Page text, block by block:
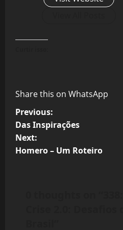
Share this on WhatsApp
P
o
s
Previous:
Das Inspirações
Next:
Homero – Um Roteiro